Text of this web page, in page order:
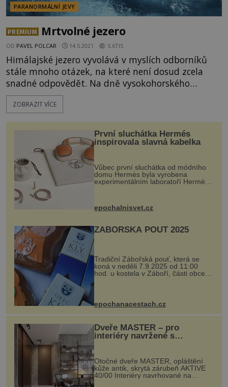
PARANORMÁLNÍ JEVY
PREMIUM Mrtvolné jezero
OD PAVEL POLCAR 14.5.2021 5.6TIS
Himálajské jezero vyvolává v myslích odborníků
stále mnoho otázek, na které není dosud zcela
snadné odpovědět. Na dně vysokohorského
ledovcového jezera Rúp Kund v severozápadní Indii
nalezly místo odpočinku stovky lidských koster. Na
narazit nechce, jednou z nich jsou dravé ryby, tou
ZOBRAZIT VÍCE
První sluchátka Hermés
inspirovala slavná kabelka
Vůbec první sluchátka od módního
domu Hermès byla vyrobena
experimentálním laboratoří Hermès
kovový...
epochalnisvet.cz
ZÁBOŘSKÁ POUŤ 2025
Tradiční Zábořská pouť, která se
koná v neděli 7.9.2025 od 11:00
hod. u kostela v Záboří, části obce
Kly u Mělníka. V programu naleznete
komentovanou prohlídku kostela,
epochanacestach.cz
Dveře MASTER – pro
interiéry navržené s
rozumem i vášní!
Otočné dveře MASTER, opláštění
kůže antik, skrytá zárubeň AKTIVE
40/00 Interiéry navrhované na
zakázku často vyžadují atypické